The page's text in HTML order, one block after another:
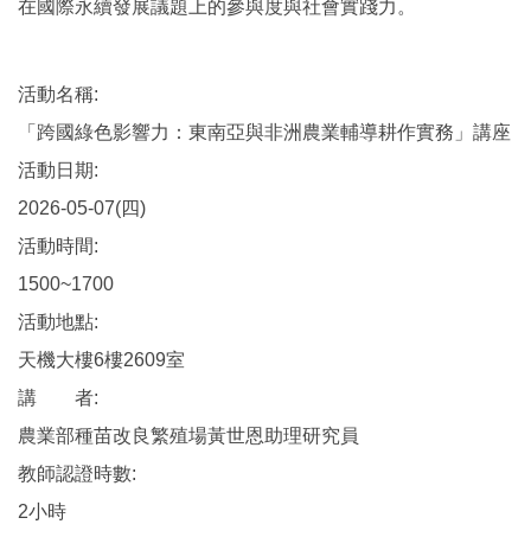
在國際永續發展議題上的參與度與社會實踐力。
活動名稱:
「跨國綠色影響力：東南亞與非洲農業輔導耕作實務」講座
活動日期:
2026-05-07(四)
活動時間:
1500~1700
活動地點:
天機大樓6樓2609室
講 者:
農業部種苗改良繁殖場黃世恩助理研究員
教師認證時數:
2小時